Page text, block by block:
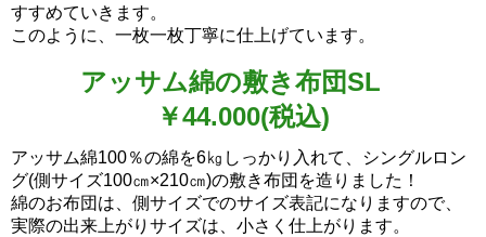
すすめていきます。
このように、一枚一枚丁寧に仕上げています。
アッサム綿の敷き布団SL
￥44.000(税込)
アッサム綿100％の綿を6㎏しっかり入れて、シングルロン
グ(側サイズ100㎝×210㎝)の敷き布団を造りました！
綿のお布団は、側サイズでのサイズ表記になりますので、
実際の出来上がりサイズは、小さく仕上がります。